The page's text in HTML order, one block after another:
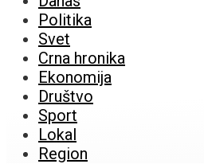
Politika
Svet
Crna hronika
Ekonomija
Društvo
Sport
Lokal
Region